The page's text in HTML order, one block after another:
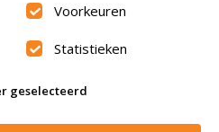
Beoordeling9.6
|Algemene voorwaarden
Voorkeuren
Statistieken
geselecteerd